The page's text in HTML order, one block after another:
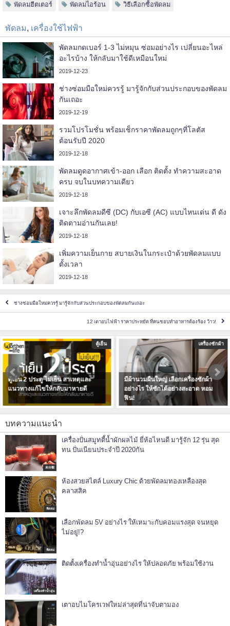
พัดลมฮีตเตอร์ พัดลมไอร้อน วิธีเลือกซื้อพัดลม
พัดลม เครื่องใช้ไฟฟ้า
พัดลมกดเบอร์ 1-3 ไม่หมุน ซ่อมอย่างไร เปลี่ยนอะไหล่
อะไรบ้าง ให้กลับมาใช้ดีเหมือนใหม่
2019-12-23
ช่างซ่อมมือใหม่ควรรู้ มารู้จักกับส่วนประกอบของพัดลม
กันเถอะ
2019-12-19
รวมโปรโมชั่น พร้อมเช็กราคาพัดลมถูกๆที่โลตัส
ต้อนรับปี 2020
2019-12-18
พัดลมดูดอากาศเข้า-ออก เลือก ติดตั้ง ทำความสะอาด
ครบ จบในบทความเดียว
2019-12-18
เจาะลึกพัดลมดีซี (DC) กับเอซี (AC) แบบไหนเด่น ดี ดัง
ติดตามอ่านกันเลย!
2019-12-18
เพิ่มความเย็นกาย สบายเงินในกระเป๋าด้วยพัดลมแบบ
ตั้งเวลา
2019-12-18
ช่างซ่อมมือใหม่ควรรู้ มารู้จักกับส่วนประกอบของพัดลมกันเถอะ
12 เตาอบไฟฟ้า ราคาประหยัด ที่คนชอบทำอาหารต้องร้อง ว้าว!
ตู้เย็น
ตู้เย็น 2 ประตู ไม่เย็น สาเหตุและ
แนวทางแก้ไขให้กลับมาหายดี
เครื่องซักผ้า
มีผ้านวมผืนใหญ่ เลือกเครื่องซักผ้า
อย่างไร ให้ซักได้อย่างสะอาด หอม
ฟิน!
บทความแนะนำ
未分類
เครื่องปั่นสมูทตี้น้ำผักผลไม้ ยี่ห้อไหนดี มารู้จัก 12 รุ่น สุด
ทน ปั่นเนียนประจำปี 2020กัน
พัดลม
ห้องสวยสไตล์ Luxury Chic ด้วยพัดลมทองเหลืองสุด
คลาสสิค
พัดลม
เลือกพัดลม 5V อย่างไร ให้เหมาะกับคอมแรงสุด จนหยุด
ไม่อยู่!?
เครื่องทำน้ำอุ่น
ติดตั้งเครื่องทำน้ำอุ่นอย่างไร ให้ปลอดภัย พร้อมใช้งาน
เตาอบไมโครเวฟใหม่ล่าสุดที่น่าจับตามอง